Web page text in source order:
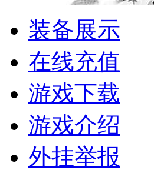
装备展示
在线充值
游戏下载
游戏介绍
外挂举报